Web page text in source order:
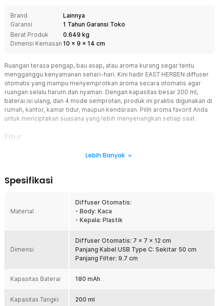
Brand
Lainnya
Garansi
1 Tahun Garansi Toko
Berat Produk
0.649 kg
Dimensi Kemasan 10 x 9 x 14 cm
Ruangan terasa pengap, bau asap, atau aroma kurang segar tentu
mengganggu kenyamanan sehari-hari. Kini hadir EAST HERBEN diffuser
otomatis yang mampu menyemprotkan aroma secara otomatis agar
ruangan selalu harum dan nyaman. Dengan kapasitas besar 200 ml,
baterai isi ulang, dan 4 mode semprotan, produk ini praktis digunakan di
rumah, kantor, kamar tidur, maupun kendaraan. Pilih aroma favorit Anda
untuk menciptakan suasana yang lebih menyenangkan setiap saat.
Fitur
semprot terus-menerus untuk aroma lebih intens. Pengaturan ini
Spray Halus dan Merata
Sistem semprot menghasilkan partikel aroma yang halus sehingga
penyebaran wangi lebih cepat dan merata. Membantu menetralisir
Ruangan terasa lebih segar dan nyaman.
Baterai Bawaan 180 mAh
Menggunakan baterai internal 180 mAh yang dapat diisi ulang
berbagai sudut ruangan tanpa bergantung pada colokan listrik.
Kapasitas 200 ml Tahan Lama
Lebih Banyak
Spesifikasi
Material
Diffuser Otomatis:
- Body: Kaca
- Kepala: Plastik
Dimensi
Diffuser Otomatis: 7 x 7 x 12 cm
Panjang Kabel USB Type C: Sekitar 50 cm
Panjang Filter: 9.7 cm
Kapasitas Baterai 180 mAh
Kapasitas Tangki 200 ml